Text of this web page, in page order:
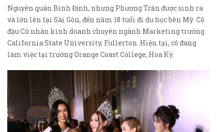
Nguyên quán Bình Định, nhưng Phương Trần được sinh ra
và lớn lên tại Sài Gòn, đến năm 18 tuổi đi du học bên Mỹ. Cô
đậu Cử nhân kinh doanh chuyên ngành Marketing trường
California State University, Fullerton. Hiện tại, cô đang
làm việc tại trường Orange Coast College, Hoa Kỳ.